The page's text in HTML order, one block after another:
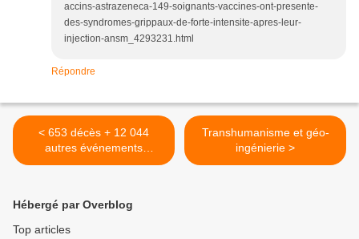
accins-astrazeneca-149-soignants-vaccines-ont-presente-
des-syndromes-grippaux-de-forte-intensite-apres-leur-
injection-ansm_4293231.html
Répondre
< 653 décès + 12 044
autres événements
indésirables post-vaccinaux
Transhumanisme et géo-
ingénierie >
Hébergé par Overblog
Top articles